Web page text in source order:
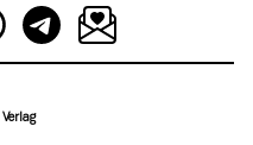
Verlag